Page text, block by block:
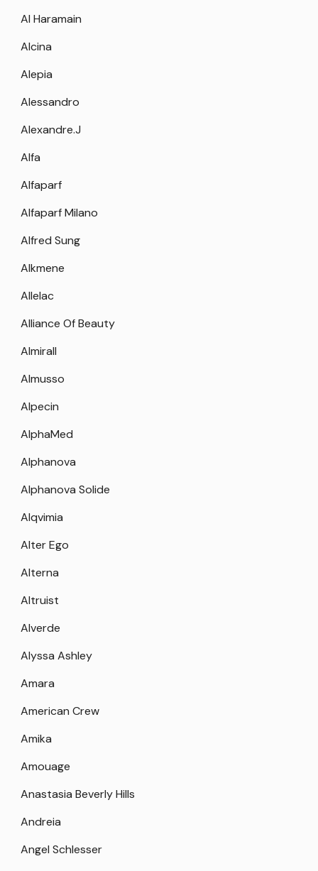
Al Haramain
Alcina
Alepia
Alessandro
Alexandre.J
Alfa
Alfaparf
Alfaparf Milano
Alfred Sung
Alkmene
Allelac
Alliance Of Beauty
Almirall
Almusso
Alpecin
AlphaMed
Alphanova
Alphanova Solide
Alqvimia
Alter Ego
Alterna
Altruist
Alverde
Alyssa Ashley
Amara
American Crew
Amika
Amouage
Anastasia Beverly Hills
Andreia
Angel Schlesser